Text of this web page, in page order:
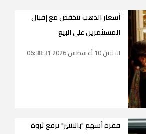
أسعار الذهب تنخفض مع إقبال
المستثمرين على البيع
الاثنين 10 أغسطس 2026 06:38:31
قفزة أسهم "بالانتير" ترفع ثروة